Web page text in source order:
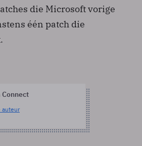
die Microsoft vorige
één patch die
Connect
auteur